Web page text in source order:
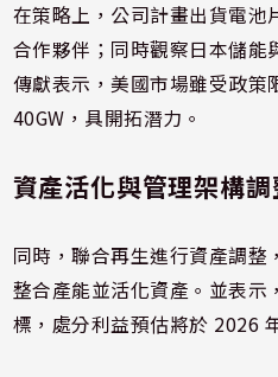
在策略上，公司計畫出貨電池
合作夥伴；同時觀察日本儲能
傳獻表示，美國市場雖受政策
40GW，具開拓潛力。
資產活化與管理架構調
同時，聯合再生進行資產調
整合產能並活化資產。並表示
標，處分利益預估將於 2026